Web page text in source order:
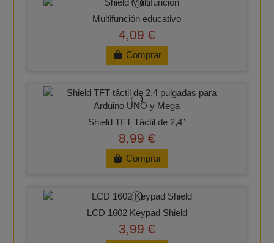
Multifunción educativo
4,09 €
Comprar
Shield TFT Táctil de 2,4”
8,99 €
Comprar
LCD 1602 Keypad Shield
3,99 €